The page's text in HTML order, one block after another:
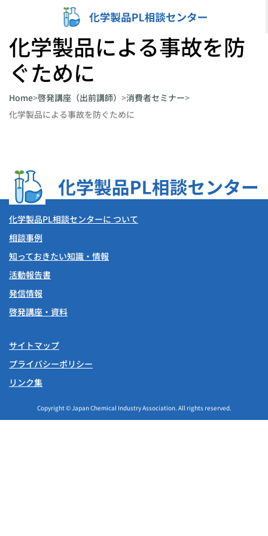
化学製品による事故を防
ぐために
Home>啓発講座（出前講師） >消費者セミナー>
化学製品による事故を防ぐために
化学製品PL相談センターに ついて
相談事例
知っておきたい知識・情報
活動報告書
発信情報
啓発講座・資料
サイトマップ
プライバシーポリシー
リンク集
Copyright © Japan Chemical Industry Association. All rights reserved.